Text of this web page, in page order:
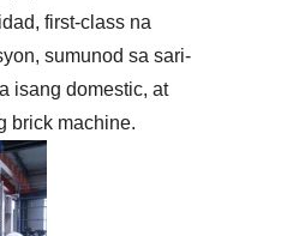
first-class na
sumunod sa sari-
isang domestic, at
brick machine.